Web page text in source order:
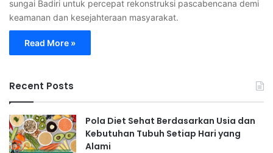
sungai Badiri untuk percepat rekonstruksi pascabencana demi
keamanan dan kesejahteraan masyarakat.
Read More »
Recent Posts
Pola Diet Sehat Berdasarkan Usia dan
Kebutuhan Tubuh Setiap Hari yang
Alami